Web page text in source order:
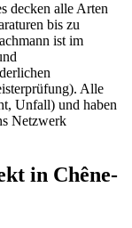
decken alle Arten
bis zu
ist im
Alle
Unfall) und haben
Netzwerk
in Chêne-